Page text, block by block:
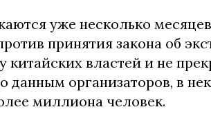
уже несколько
принятия закона об
китайских властей и не
данным организаторов, в
миллиона человек.